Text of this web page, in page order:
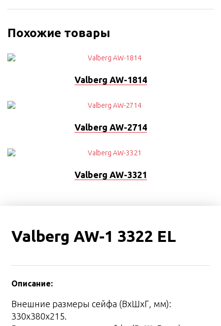
Похожие товары
Valberg AW-1814
Valberg AW-2714
Valberg AW-3321
Valberg AW-1 3322 EL
Описание:
Внешние размеры сейфа (ВхШхГ, мм):
330х380х215.